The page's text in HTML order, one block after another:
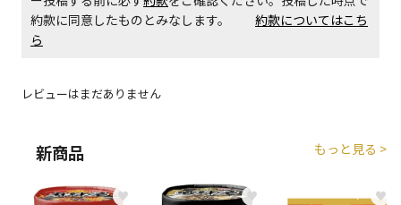
約款に同意したものとみなします。 約款についてはこち
ら
レビューはまだありません
新商品 もっと見る >
♥ ♥ ♥